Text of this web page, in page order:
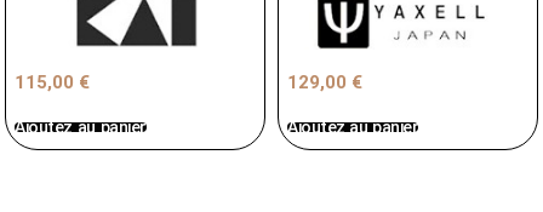
115,00 €
Ajoutez au panier
129,00 €
Ajoutez au panier